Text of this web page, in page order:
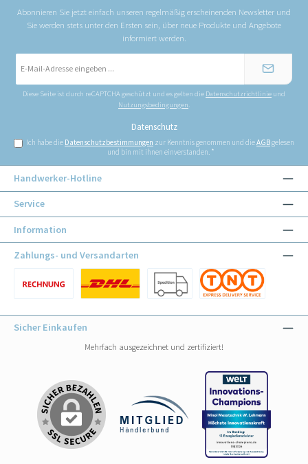
Abonnieren Sie jetzt einfach unseren regelmäßig erscheinenden Newsletter und
Sie werden stets unter den Ersten sein, über neue Produkte und Angebote
informiert werden.
Mail-
Diese Seite ist durch reCAPTCHA geschützt und es gelten die Datenschutzrichtlinie und
Nutzungsbedingungen.
Datenschutz
Ich habe die Datenschutzbestimmungen zur Kenntnis genommen und dieAGBgelesen
und bin mit ihnen einverstanden. *
Handwerker-Hotline
Service
Information
Zahlungs- und Versandarten
Sicher Einkaufen
Mehrfach ausgezeichnet und zertifiziert!